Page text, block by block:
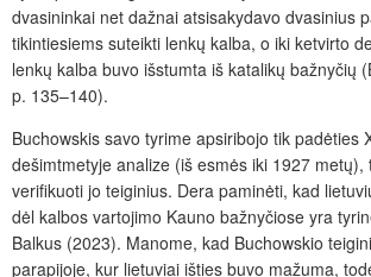
dvasininkai net dažnai atsisakydavo dvasinius
tikintiesiems suteikti lenkų kalba, o iki ketvirto
lenkų kalba buvo išstumta iš katalikų bažnyčių
p. 135–140).
Buchowskis savo tyrime apsiribojo tik padėties
dešimtmetyje analize (iš esmės iki 1927
verifikuoti jo teiginius. Dera paminėti, kad
dėl kalbos vartojimo Kauno bažnyčiose yra
Balkus (2023). Manome, kad Buchowskio
parapijoje, kur lietuviai išties buvo mažuma,